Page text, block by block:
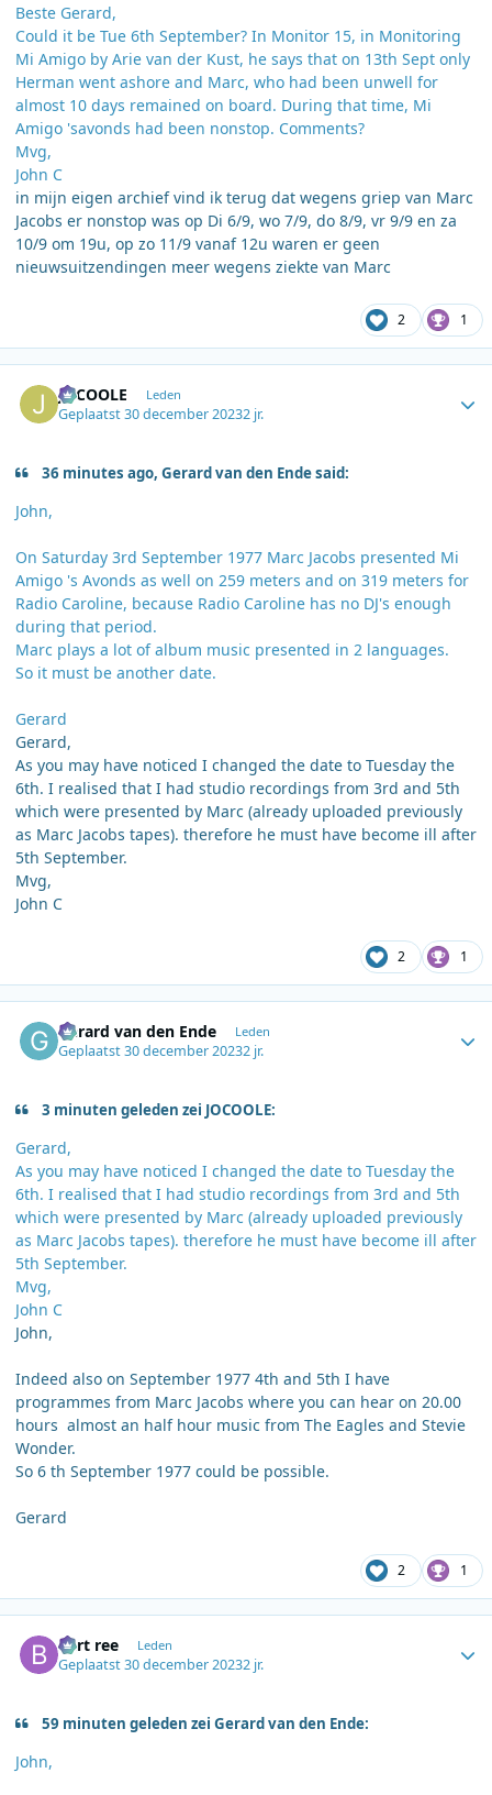
Beste Gerard,
Could it be Tue 6th September? In Monitor 15, in Monitoring
Mi Amigo by Arie van der Kust, he says that on 13th Sept only
Herman went ashore and Marc, who had been unwell for
almost 10 days remained on board. During that time, Mi
Amigo 'savonds had been nonstop. Comments?
Mvg,
John C
in mijn eigen archief vind ik terug dat wegens griep van Marc
Jacobs er nonstop was op Di 6/9, wo 7/9, do 8/9, vr 9/9 en za
10/9 om 19u, op zo 11/9 vanaf 12u waren er geen
nieuwsuitzendingen meer wegens ziekte van Marc
2 1
JOCOOLE Leden
Geplaatst30 december 20232 jr.
36 minutes ago, Gerard van den Ende said:
John,
On Saturday 3rd September 1977 Marc Jacobs presented Mi
Amigo 's Avonds as well on 259 meters and on 319 meters for
Radio Caroline, because Radio Caroline has no DJ's enough
during that period.
Marc plays a lot of album music presented in 2 languages.
So it must be another date.
Gerard
Gerard,
As you may have noticed I changed the date to Tuesday the
6th. I realised that I had studio recordings from 3rd and 5th
which were presented by Marc (already uploaded previously
as Marc Jacobs tapes). therefore he must have become ill after
5th September.
Mvg,
John C
2 1
Gerard van den Ende Leden
Geplaatst30 december 20232 jr.
3 minuten geleden zei JOCOOLE:
Gerard,
As you may have noticed I changed the date to Tuesday the
6th. I realised that I had studio recordings from 3rd and 5th
which were presented by Marc (already uploaded previously
as Marc Jacobs tapes). therefore he must have become ill after
5th September.
Mvg,
John C
John,
Indeed also on September 1977 4th and 5th I have
programmes from Marc Jacobs where you can hear on 20.00
hours almost an half hour music from The Eagles and Stevie
Wonder.
So 6 th September 1977 could be possible.
Gerard
2 1
bert ree Leden
Geplaatst30 december 20232 jr.
59 minuten geleden zei Gerard van den Ende:
John,